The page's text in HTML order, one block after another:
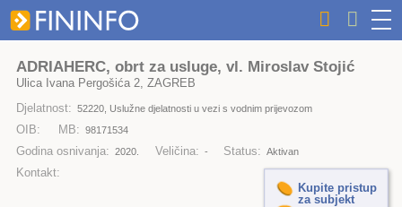
ADRIAHERC, obrt za usluge, vl. Miroslav Stojić
Ulica Ivana Pergošića 2, ZAGREB
Djelatnost: 52220, Uslužne djelatnosti u vezi s vodnim prijevozom
OIB: MB: 98171534
Godina osnivanja: 2020. Veličina: - Status: Aktivan
Kontakt:
Kupite pristup
za subjekt